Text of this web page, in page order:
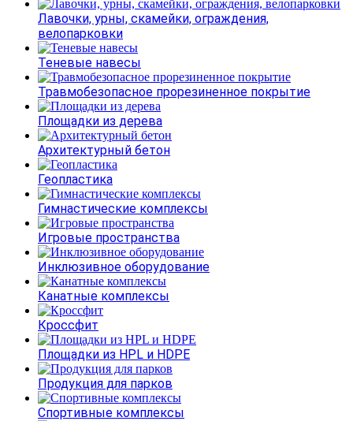
Лавочки, урны, скамейки, ограждения,
велопарковки
Теневые навесы
Травмобезопасное прорезиненное покрытие
Площадки из дерева
Архитектурный бетон
Геопластика
Гимнастические комплексы
Игровые пространства
Инклюзивное оборудование
Канатные комплексы
Кроссфит
Площадки из HPL и HDPE
Продукция для парков
Спортивные комплексы